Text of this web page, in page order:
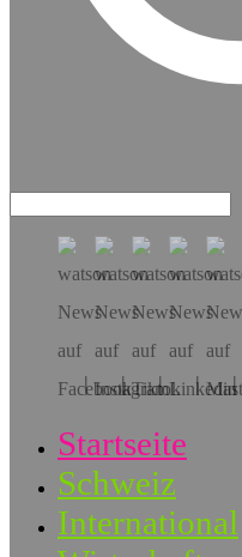
Startseite
Schweiz
International